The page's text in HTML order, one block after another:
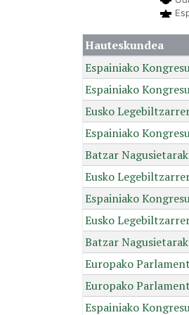
Hauteskundea
Espainiako
Espainiako
Eusko
Espainiako
Batzar
Eusko
Espainiako
Eusko
Batzar
Europako
Europako
Espainiako